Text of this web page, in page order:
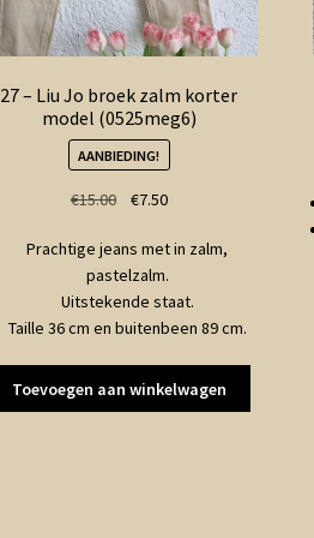
27 – Liu Jo broek zalm korter
model (0525meg6)
AANBIEDING!
€15.00
Oorspronkelijke
was:
€15.00.
€7.50Huidige
is:
€7.50.
Prachtige jeans met in zalm,
pastelzalm.
Uitstekende staat.
Taille 36 cm en buitenbeen 89 cm.
Toevoegen aan winkelwagen